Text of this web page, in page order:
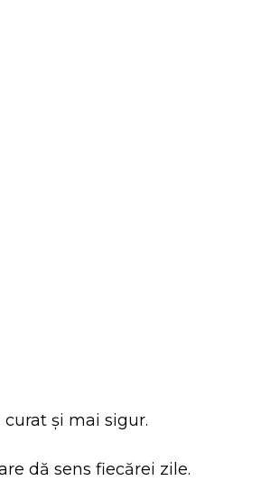
și mai sigur.
dă sens fiecărei zile.